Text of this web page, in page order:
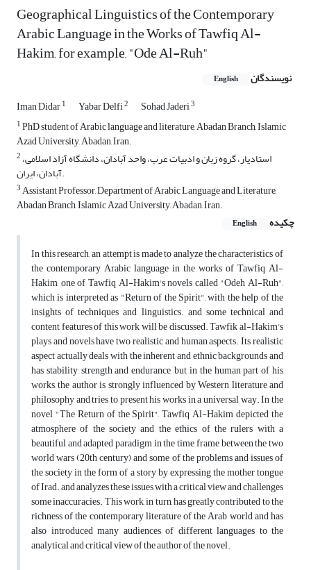
Geographical Linguistics of the Contemporary
Arabic Language in the Works of Tawfiq Al-
Hakim, for example, "Ode Al-Ruh"
نویسندگان English
Iman Didar1 Yabar Delfi2 Sohad Jaderi3
1PhD student of Arabic language and literature, Abadan Branch, Islamic
Azad University, Abadan, Iran.
2
آبادان، ایران.
3Assistant Professor, Department of Arabic Language and Literature,
Abadan Branch, Islamic Azad University, Abadan, Iran.
چکیده
English
In this research, an attempt is made to analyze the characteristics of
the contemporary Arabic language in the works of Tawfiq Al-
Hakim, one of Tawfiq Al-Hakim's novels called "Odeh Al-Ruh",
which is interpreted as "Return of the Spirit", with the help of the
insights of techniques and linguistics. and some technical and
content features of this work will be discussed. Tawfik al-Hakim's
plays and novels have two realistic and human aspects. Its realistic
aspect actually deals with the inherent and ethnic backgrounds and
has stability, strength and endurance, but in the human part of his
works, the author is strongly influenced by Western literature and
philosophy and tries to present his works in a universal way. In the
novel "The Return of the Spirit", Tawfiq Al-Hakim depicted the
atmosphere of the society and the ethics of the rulers with a
beautiful and adapted paradigm in the time frame between the two
world wars (20th century) and some of the problems and issues of
the society in the form of a story by expressing the mother tongue
of Irad. and analyzes these issues with a critical view and challenges
some inaccuracies. This work, in turn, has greatly contributed to the
richness of the contemporary literature of the Arab world and has
also introduced many audiences of different languages to the
analytical and critical view of the author of the novel.